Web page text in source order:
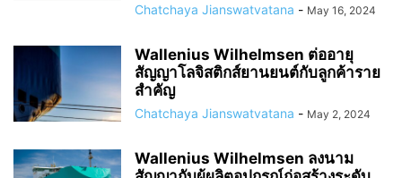
Chatchaya Jianswatvatana - May 16, 2024
Wallenius Wilhelmsen ต่ออายุ
สัญญาโลจิสติกส์ยานยนต์กับลูกค้าราย
สำคัญ
Chatchaya Jianswatvatana - May 2, 2024
Wallenius Wilhelmsen ลงนาม